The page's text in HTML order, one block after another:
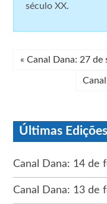
século XX.
« Canal Dana: 27 de
Últimas Edições
Canal Dana: 14 de
Canal Dana: 13 de